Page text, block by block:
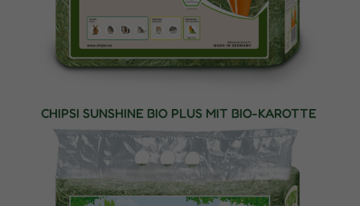
CHIPSI SUNSHINE BIO PLUS MIT BIO-KAROTTE